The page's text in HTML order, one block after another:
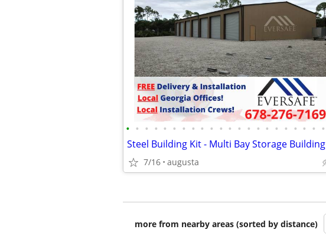
• • • • • • • • • • • • • • • • • • • • • •
Steel Building Kit - Multi Bay Storage Building
7/16 augusta
more from nearby areas (sorted by distance)